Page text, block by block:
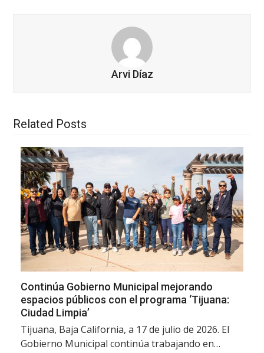
Arvi Díaz
Related Posts
Continúa Gobierno Municipal mejorando
espacios públicos con el programa ‘Tijuana:
Ciudad Limpia’
Tijuana, Baja California, a 17 de julio de 2026. El
Gobierno Municipal continúa trabajando en…